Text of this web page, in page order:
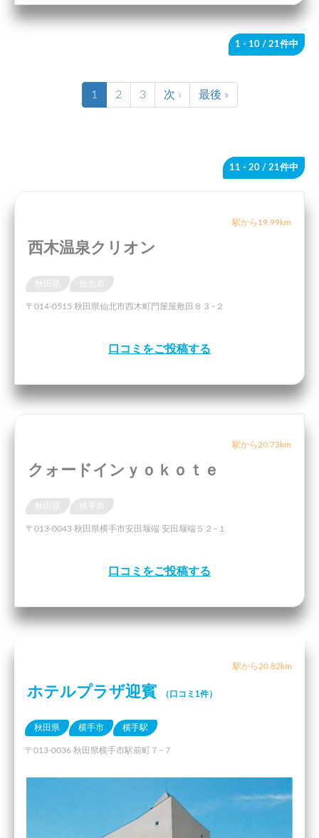
1 - 10 / 21件中
1 2 3 次 › 最後 »
11 - 20 / 21件中
駅から19.99km
西木温泉クリオン
〒014-0515 秋田県仙北市西木町門屋屋敷田８３−２
口コミをご投稿する
駅から20.73km
クォードインｙｏｋｏｔｅ
〒013-0043 秋田県横手市安田堰端 安田堰端５２−１
口コミをご投稿する
駅から20.82km
ホテルプラザ迎賓 （口コミ1件）
秋田県 横手市 横手駅
〒013-0036 秋田県横手市駅前町７−７